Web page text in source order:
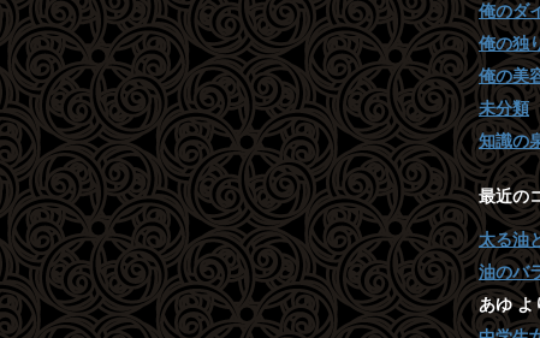
俺のダ
俺の独
俺の美
未分類
知識の
最近の
太る油
油のバ
あゆよ